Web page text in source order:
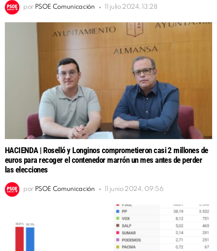
por PSOE Comunicación 11 julio 2024, 13:28
HACIENDA | Roselló y Longinos comprometieron casi 2 millones de
euros para recoger el contenedor marrón un mes antes de perder
las elecciones
por PSOE Comunicación 11 junio 2024, 09:56